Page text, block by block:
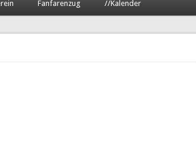
Fanfarenzug //Kalender